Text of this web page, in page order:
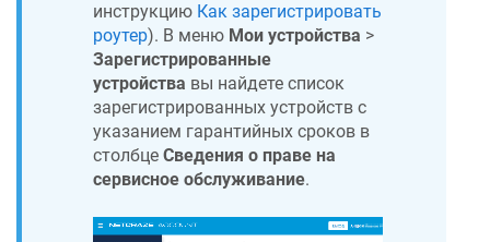
инструкцию Как зарегистрировать
роутер). В меню Мои устройства >
Зарегистрированные
устройства вы найдете список
зарегистрированных устройств с
указанием гарантийных сроков в
столбце Сведения о праве на
сервисное обслуживание.